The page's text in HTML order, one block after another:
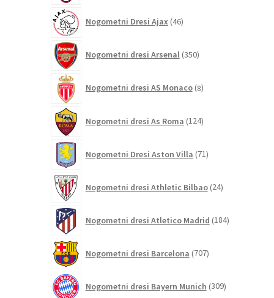
Nogometni Dresi Ajax 46izdelkov
Nogometni dresi Arsenal 350izdelkov
Nogometni dresi AS Monaco 8izdelkov
Nogometni dresi As Roma 124izdelkov
Nogometni Dresi Aston Villa 71izdelkov
Nogometni dresi Athletic Bilbao 24izdelkov
Nogometni dresi Atletico Madrid 184izdelkov
Nogometni dresi Barcelona 707izdelkov
Nogometni dresi Bayern Munich 309izdelkov